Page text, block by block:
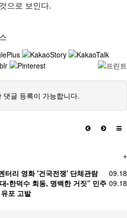
으로 보인다.
댓글 등록이 가능합니다.
+
09.18
터리 영화 '건국전쟁' 단체관람
09.18
-한덕수 회동, 명백한 거짓” 민주
포 고발